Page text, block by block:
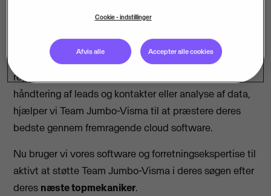
teknologi, der løser komplekse udfordringer og
optimerer performance. Hvad end det handler om
regnskabsprocesser, digital kontraktunderskrivning,
håndtering af leads og kontakter eller analyse af data,
hjælper vi Team Jumbo-Visma til at præstere deres
bedste gennem fremragende cloud software.
Nu bruger vi vores software og forretningsekspertise til
aktivt at støtte Team Jumbo-Visma i deres søgen efter
deres næste topmekaniker.
Cookie - indstillinger
Afvis alle Accepter alle cookies